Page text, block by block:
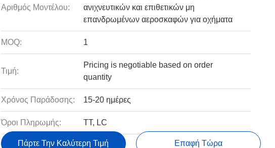
Αριθμός Μοντέλου:
ανιχνευτικών και επιθετικών μη
επανδρωμένων αεροσκαφών για οχήματα
MOQ: 1
Τιμή:
Pricing is negotiable based on order
quantity
Χρόνος Παράδοσης: 15-20 ημέρες
Όροι Πληρωμής: TT, LC
Πάρτε Την Καλύτερη Τιμή Επαφή Τώρα